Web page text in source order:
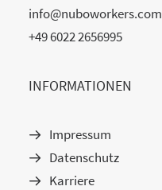
info@nuboworkers.com
+49 6022 2656995
INFORMATIONEN
Impressum
Datenschutz
Karriere